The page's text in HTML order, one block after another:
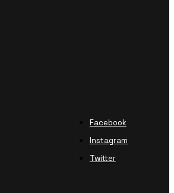
Facebook
Instagram
Twitter